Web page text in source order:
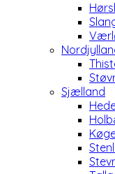
Sjælland